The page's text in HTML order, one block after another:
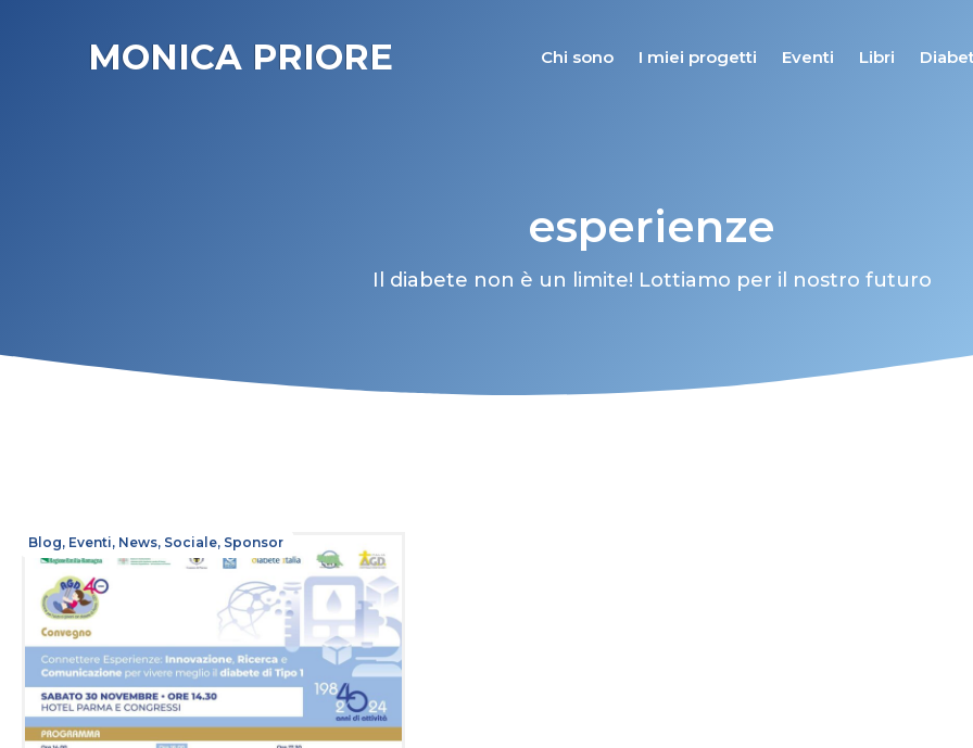
MONICA PRIORE Chi sono I miei progetti Eventi Libri
esperienze
Il diabete non è un limite! Lottiamo per il nostro futuro
Blog, Eventi, News, Sociale, Sponsor